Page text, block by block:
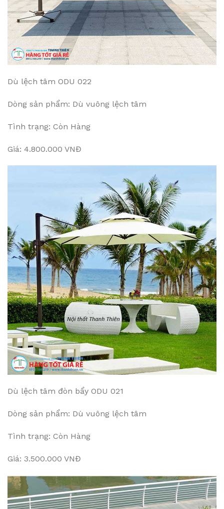
Dù lệch tâm ODU 022
Dòng sản phẩm: Dù vuông lệch tâm
Tình trạng: Còn Hàng
Giá: 4.800.000 VNĐ
Dù lệch tâm đòn bẩy ODU 021
Dòng sản phẩm: Dù vuông lệch tâm
Tình trạng: Còn Hàng
Giá: 3.500.000 VNĐ